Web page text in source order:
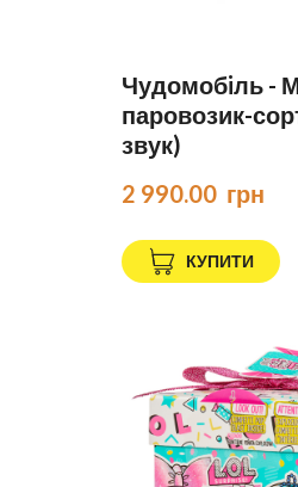
Чудомобiль -
паровозик-
звук)
2 990.00  грн
КУПИТИ